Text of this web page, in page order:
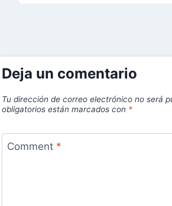
Deja un comentario
Tu dirección de correo electrónico no será
obligatorios están marcados con *
Comment *